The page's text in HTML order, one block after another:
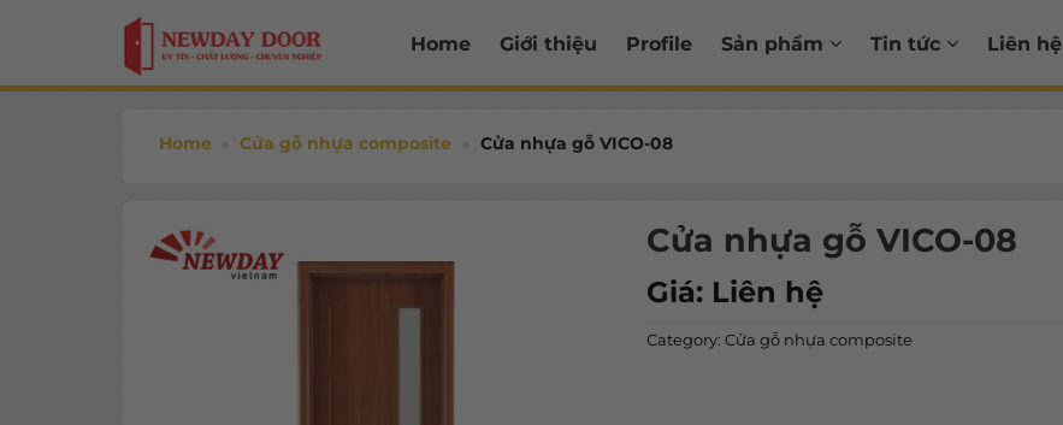
Home Giới thiệu Profile Sản phẩm Tin tức Liên hệ
Home » Cửa gỗ nhựa composite » Cửa nhựa gỗ VICO-08
Cửa nhựa gỗ VICO-08
Giá: Liên hệ
Category: Cửa gỗ nhựa composite